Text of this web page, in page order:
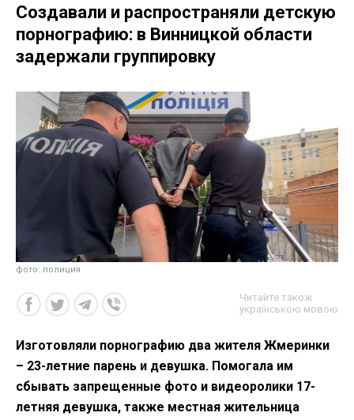
Создавали и распространяли детскую
порнографию: в Винницкой области
задержали группировку
фото: полиция
Читайте також
українською мовою
Изготовляли порнографию два жителя Жмеринки
– 23-летние парень и девушка. Помогала им
сбывать запрещенные фото и видеоролики 17-
летняя девушка, также местная жительница